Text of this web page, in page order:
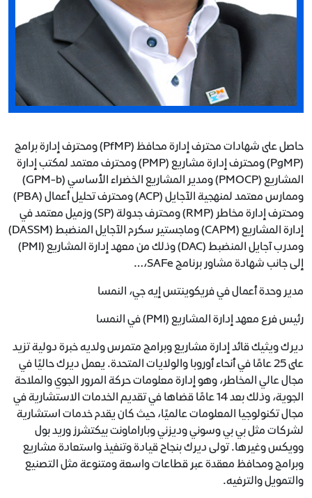
حاصل على شهادات محترف إدارة محافظ (PfMP) ومحترف إدارة برامج
(PgMP) ومحترف إدارة مشاريع (PMP) ومحترف معتمد لمكتب إدارة
المشاريع (PMOCP) ومدير المشاريع الخضراء الأساسي (GPM-b)
وممارس معتمد لمنهجية الآجايل (ACP) ومحترف تحليل أعمال (PBA)
ومحترف إدارة مخاطر (RMP) ومحترف جدولة (SP) وزميل معتمد في
إدارة المشاريع (CAPM) وماجستير سكرم الآجايل المنضبط (DASSM)
ومدرب آجايل المنضبط (DAC) وذلك من معهد إدارة المشاريع (PMI)
إلى جانب شهادة مشاور برنامج SAFe،…
مدير وحدة أعمال في فريكوينتس إيه جي، النمسا
رئيس فرع معهد إدارة المشاريع (PMI) في النمسا
ديرك ويثيك قائد إدارة مشاريع وبرامج متمرس ولديه خبرة دولية تزيد
على 25 عامًا في أنحاء أوروبا والولايات المتحدة. يعمل ديرك حاليًا في
مجال عالي المخاطر، وهو إدارة معلومات حركة المرور الجوي والملاحة
الجوية، وذلك بعد 14 عامًا قضاها في تقديم الخدمات الاستشارية في
مجال تكنولوجيا المعلومات عالميًا، حيث كان يقدم خدمات استشارية
لشركات مثل بي بي وسوني وديزني وباراماونت بيكتشرز وريد بول
وويكس وغيرها. تولى ديرك بنجاح قيادة وتنفيذ واستعادة مشاريع
وبرامج ومحافظ معقدة عبر قطاعات واسعة ومتنوعة مثل التصنيع
والتمويل والترفيه.